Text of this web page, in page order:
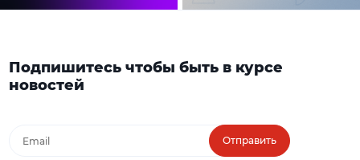
Подпишитесь чтобы быть в курсе
новостей
Отправить